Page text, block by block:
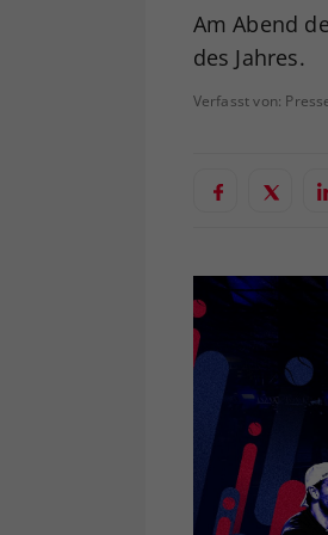
Am Abend
des Jahres.
Verfasst von: